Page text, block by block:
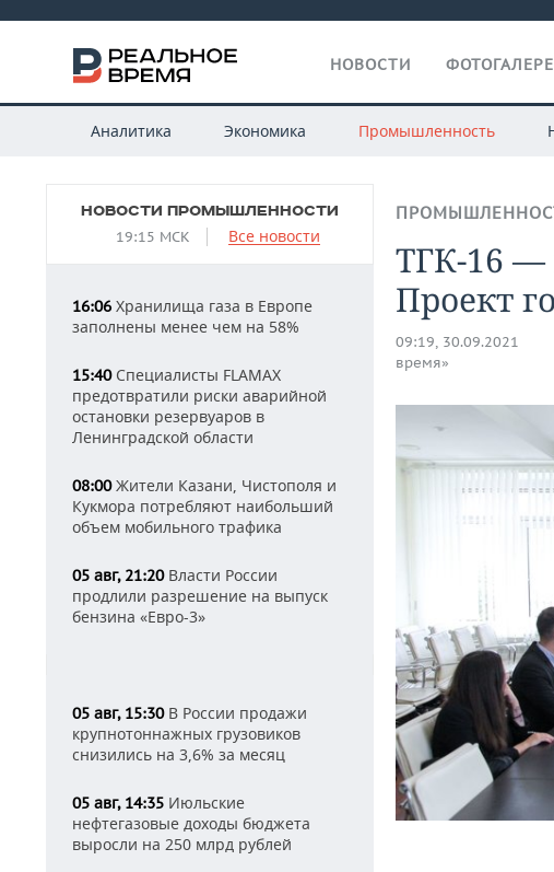
НОВОСТИ
Аналитика Экономика Промышленность
НОВОСТИ ПРОМЫШЛЕННОСТИ
19:15 МСК Все новости
16:06 Хранилища газа в Европе
заполнены менее чем на 58%
15:40Специалисты FLAMAX
предотвратили риски аварийной
остановки резервуаров в
Ленинградской области
08:00Жители Казани, Чистополя и
Кукмора потребляют наибольший
объем мобильного трафика
05 авг, 21:20Власти России
продлили разрешение на выпуск
бензина «Евро-3»
05 авг, 15:30В России продажи
крупнотоннажных грузовиков
снизились на 3,6% за месяц
05 авг, 14:35 Июльские
нефтегазовые доходы бюджета
выросли на 250 млрд рублей
ТГК-16 —
Проект
09:19, 30.09.2021
время»